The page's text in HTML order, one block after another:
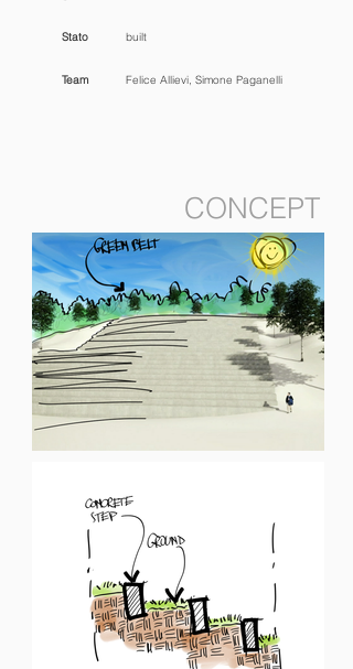
Stato
Team
built
Felice Allievi, Simone Paganelli
CONCEPT